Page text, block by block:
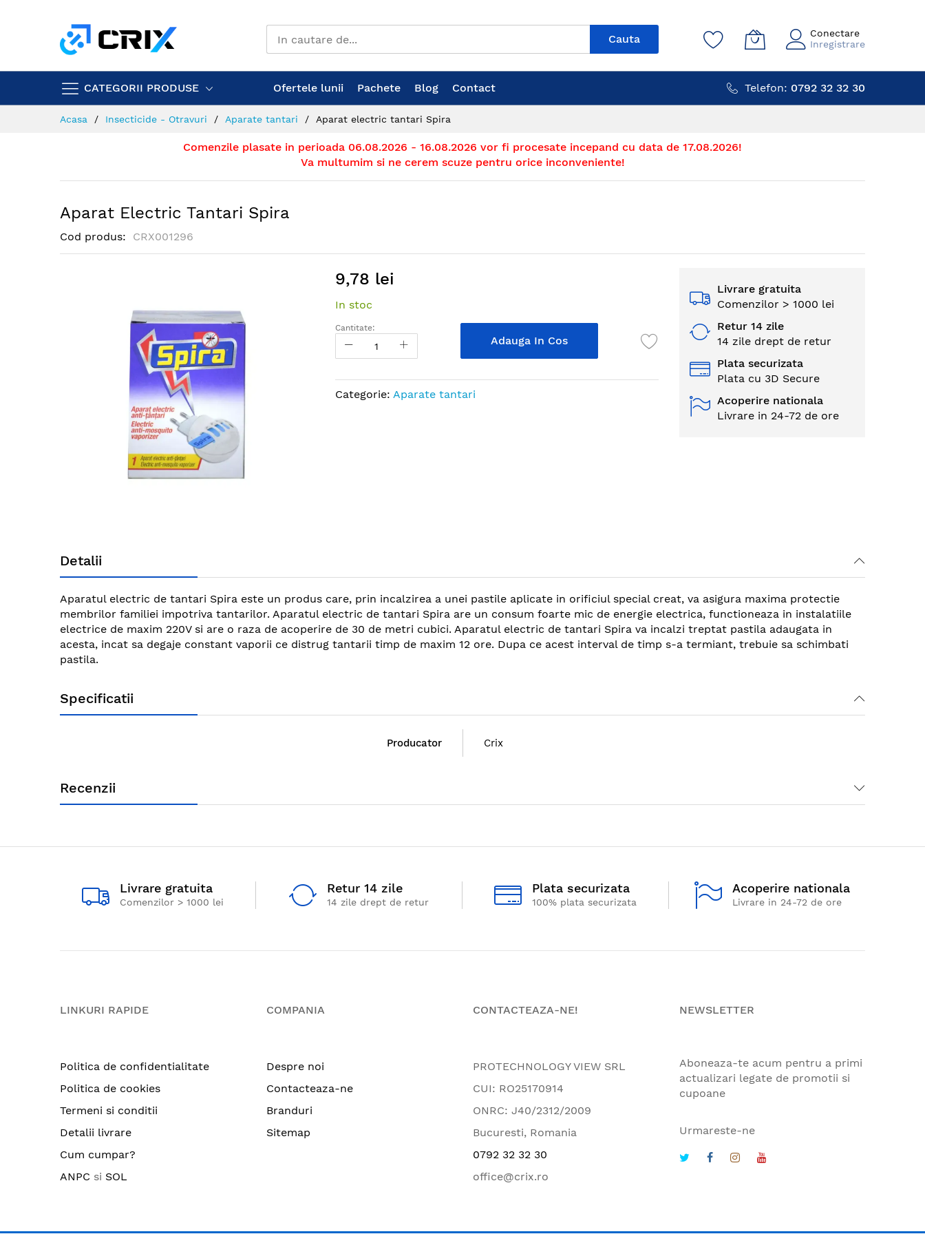
CATEGORII PRODUSE
Cauta
Conectare
Inregistrare
Ofertele lunii Pachete Blog Contact Telefon: 0792 32 32 30
Acasa Insecticide - Otravuri Aparate tantari Aparat electric tantari Spira
Comenzile plasate in perioada 06.08.2026 - 16.08.2026 vor fi procesate incepand cu data de 17.08.2026!
Va multumim si ne cerem scuze pentru orice inconveniente!
Aparat Electric Tantari Spira
Cod produs CRX001296
the
beginning
the
images
gallery
9,78 lei
In stoc
Cantitate:
Adauga In Cos
Categorie: Aparate tantari
Livrare gratuita
Comenzilor > 1000 lei
Retur 14 zile
14 zile drept de retur
Plata securizata
Plata cu 3D Secure
Acoperire nationala
Livrare in 24-72 de ore
Detalii
Aparatul electric de tantari Spira este un produs care, prin incalzirea a unei pastile aplicate in orificiul special creat, va asigura maxima protectie
membrilor familiei impotriva tantarilor. Aparatul electric de tantari Spira are un consum foarte mic de energie electrica, functioneaza in instalatiile
electrice de maxim 220V si are o raza de acoperire de 30 de metri cubici. Aparatul electric de tantari Spira va incalzi treptat pastila adaugata in
acesta, incat sa degaje constant vaporii ce distrug tantarii timp de maxim 12 ore. Dupa ce acest interval de timp s-a termiant, trebuie sa schimbati
pastila.
Specificatii
Producator Crix
Recenzii
Livrare gratuita
Comenzilor > 1000 lei
Retur 14 zile
14 zile drept de retur
Plata securizata
100% plata securizata
Acoperire nationala
Livrare in 24-72 de ore
LINKURI RAPIDE
Politica de confidentialitate
Politica de cookies
Termeni si conditii
Detalii livrare
Cum cumpar?
ANPC si SOL
COMPANIA
Despre noi
Contacteaza-ne
Branduri
Sitemap
CONTACTEAZA-NE!
PROTECHNOLOGY VIEW SRL
CUI: RO25170914
ONRC: J40/2312/2009
Bucuresti, Romania
0792 32 32 30
office@crix.ro
NEWSLETTER
Aboneaza-te acum pentru a primi
actualizari legate de promotii si
cupoane
Urmareste-ne